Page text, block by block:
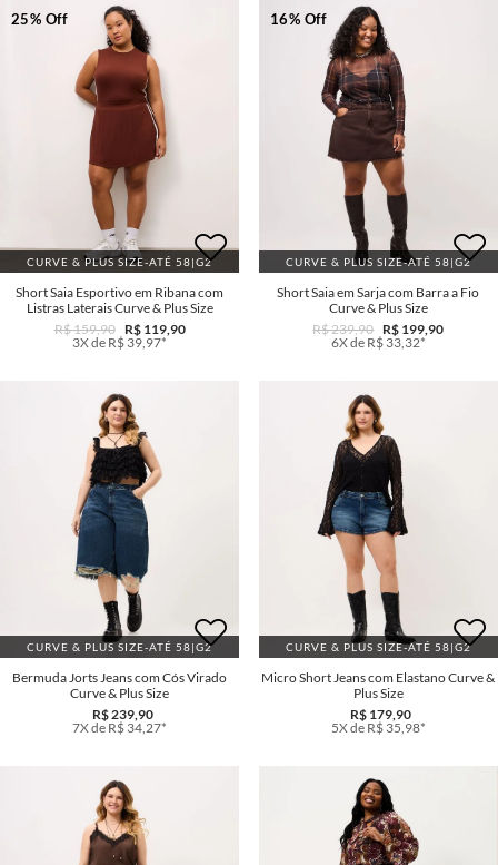
CURVE & PLUS SIZE-ATÉ 58|G2
25% Off
Short Saia Esportivo em Ribana com
Listras Laterais Curve & Plus Size
R$ 159,90
R$ 119,90
3X de R$ 39,97*
CURVE & PLUS SIZE-ATÉ 58|G2
16% Off
Short Saia em Sarja com Barra a Fio
Curve & Plus Size
R$ 239,90 R$ 199,90
6X de R$ 33,32*
CURVE & PLUS SIZE-ATÉ 58|G2
Bermuda Jorts Jeans com Cós Virado
Curve & Plus Size
R$ 239,90
7X de R$ 34,27*
CURVE & PLUS SIZE-ATÉ 58|G2
Micro Short Jeans com Elastano Curve &
Plus Size
R$ 179,90
5X de R$ 35,98*